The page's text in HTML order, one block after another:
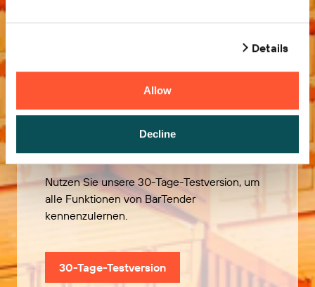
Details
Allow
Decline
Kostenlos
ausprobieren
Nutzen Sie unsere 30-Tage-Testversion, um
alle Funktionen von BarTender
kennenzulernen.
30-Tage-Testversion